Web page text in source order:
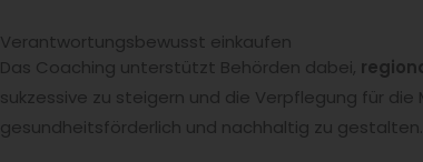
Verantwortungsbewusst einkaufen
Das Coaching unterstützt Behörden dabei,
sukzessive zu steigern und die Verpflegung für
gesundheitsförderlich und nachhaltig zu gestalten.